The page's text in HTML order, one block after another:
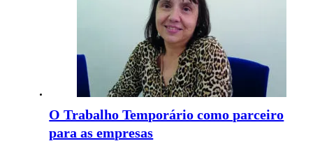
O Trabalho Temporário como parceiro
para as empresas